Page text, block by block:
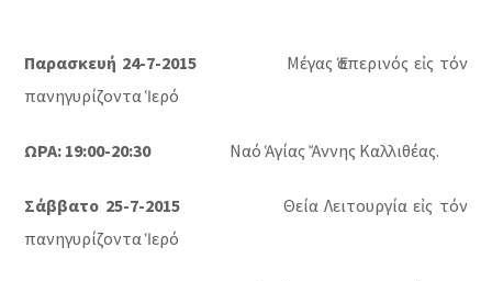
Παρασκευή 24-7-2015Μέγας Ἑσπερινός εἰς τόν
πανηγυρίζοντα Ἱερό
ΩΡΑ: 19:00-20:30 Ναό Ἁγίας Ἄννης Καλλιθέας.
Σάββατο 25-7-2015Θεία Λειτουργία εἰς τόν
πανηγυρίζοντα Ἱερό